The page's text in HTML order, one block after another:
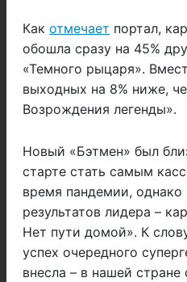
Как отмечает портал,
обошла сразу на 45%
«Темного рыцаря».
выходных на 8% ниже,
Возрождения легенды».
Новый «Бэтмен» был
старте стать самым
время пандемии, однако
результатов лидера –
Нет пути домой». К
успех очередного
внесла – в нашей